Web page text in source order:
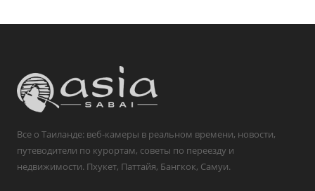
Все о Таиланде: веб-камеры в реальном времени, новости,
путеводители по курортам, советы по переезду и
недвижимости. Пхукет, Паттайя, Бангкок, Самуи.